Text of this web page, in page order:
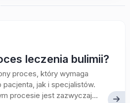
leczenia bulimii?
proces, który wymaga
pacjenta, jak i specjalistów.
procesie jest zazwyczaj...